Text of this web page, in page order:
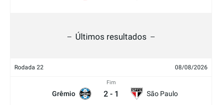
Últimos resultados
Rodada 22 08/08/2026
Grêmio
Fim
2 - 1 São Paulo